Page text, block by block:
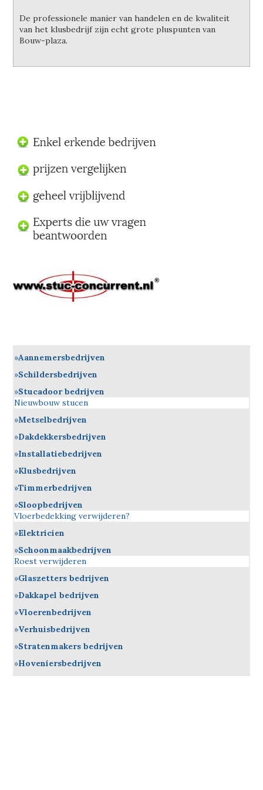
De professionele manier van handelen en de kwaliteit
van het klusbedrijf zijn echt grote pluspunten van
Bouw-plaza.
Aannemersbedrijven
Schildersbedrijven
Stucadoor bedrijven
Nieuwbouw stucen
Metselbedrijven
Dakdekkersbedrijven
Installatiebedrijven
Klusbedrijven
Timmerbedrijven
Sloopbedrijven
Vloerbedekking verwijderen?
Elektricien
Schoonmaakbedrijven
Roest verwijderen
Glaszetters bedrijven
Dakkapel bedrijven
Vloerenbedrijven
Verhuisbedrijven
Stratenmakers bedrijven
Hoveniersbedrijven